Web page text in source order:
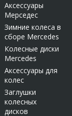
Аксессуары
Мерседес
Зимние колеса в
сборе Mercedes
Колесные диски
Mercedes
Аксессуары для
колес
Заглушки
колесных
дисков